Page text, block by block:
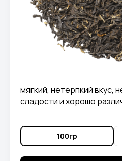
мягкий, нетерпкий вкус,
сладости и хорошо
100гр